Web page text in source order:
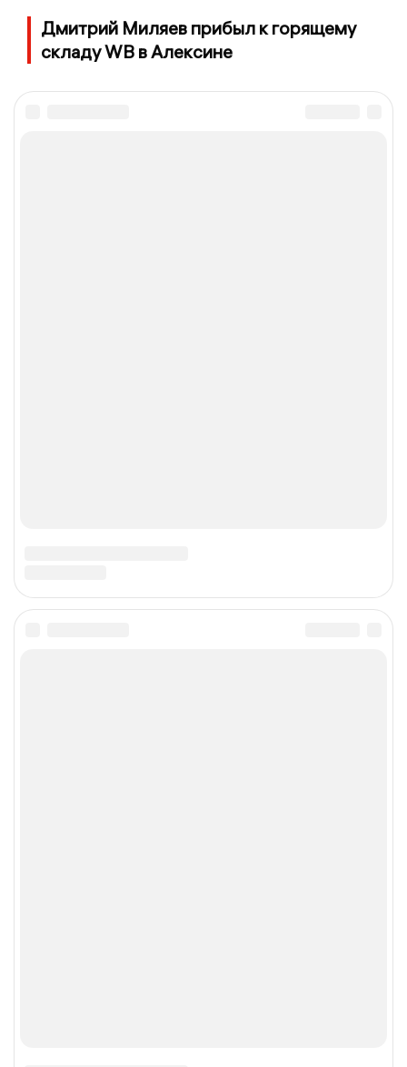
Дмитрий Миляев прибыл к горящему
складу WB в Алексине